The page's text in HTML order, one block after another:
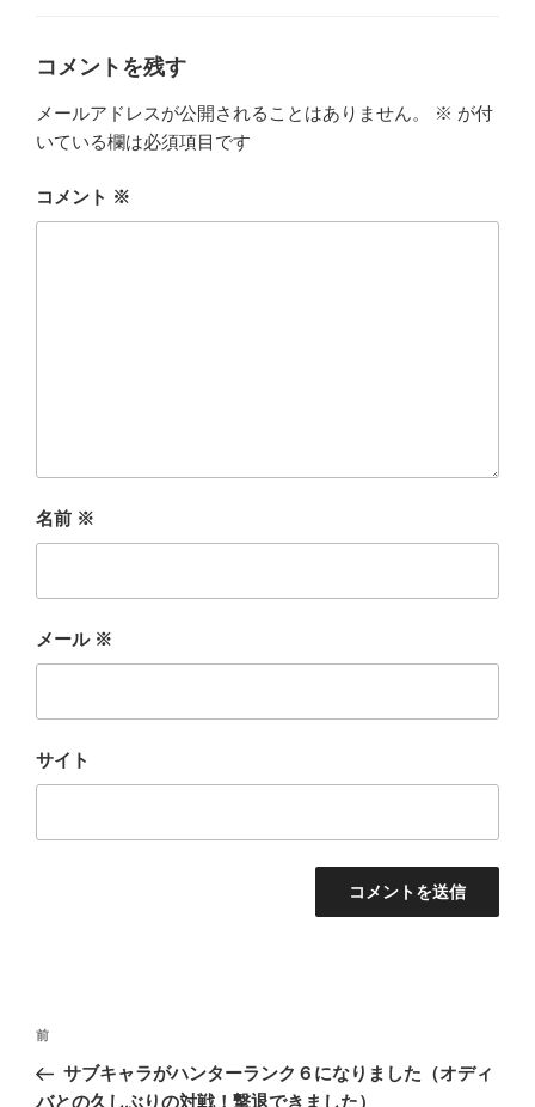
コメントを残す
メールアドレスが公開されることはありません。 ※ が付
いている欄は必須項目です
コメント ※
名前 ※
メール ※
サイト
投
ナ
前
の
投
前
サブキャラがハンターランク６になりました（オディ
バとの久しぶりの対戦！撃退できました）